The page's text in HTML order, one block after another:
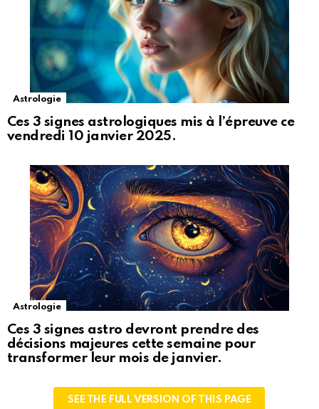
Astrologie
Ces 3 signes astrologiques mis à l’épreuve ce
vendredi 10 janvier 2025.
Astrologie
Ces 3 signes astro devront prendre des
décisions majeures cette semaine pour
transformer leur mois de janvier.
SEE THE FULL VERSION OF THIS PAGE